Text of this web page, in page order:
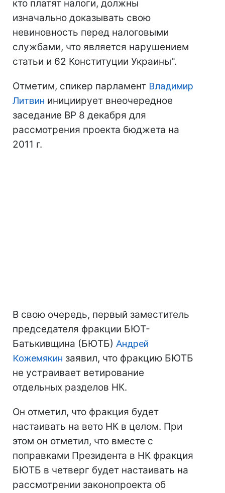
кто платят налоги, должны
изначально доказывать свою
невиновность перед налоговыми
службами, что является нарушением
статьи и 62 Конституции Украины".
Отметим, спикер парламент Владимир
Литвин инициирует внеочередное
заседание ВР 8 декабря для
рассмотрения проекта бюджета на
2011 г.
В свою очередь, первый заместитель
председателя фракции БЮТ-
Батькивщина (БЮТБ) Андрей
Кожемякин заявил, что фракцию БЮТБ
не устраивает ветирование
отдельных разделов НК.
Он отметил, что фракция будет
настаивать на вето НК в целом. При
этом он отметил, что вместе с
поправками Президента в НК фракция
БЮТБ в четверг будет настаивать на
рассмотрении законопроекта об